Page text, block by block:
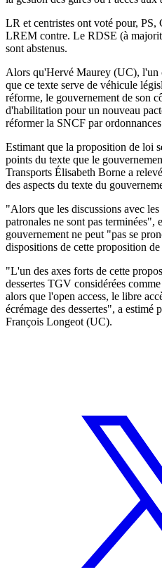
LR et centristes ont voté pour,
LREM contre. Le RDSE (à
sont abstenus.
Alors qu'Hervé Maurey (UC), l'un
que ce texte serve de véhicule
réforme, le gouvernement de son
d'habilitation pour un nouveau
réformer la SNCF par
Estimant que la proposition de loi
points du texte que le
Transports Élisabeth Borne a
des aspects du texte du
"Alors que les discussions avec
patronales ne sont pas terminées",
gouvernement ne peut "pas se
dispositions de cette proposition
"L'un des axes forts de cette
dessertes TGV considérées
alors que l'open access, le libre
écrémage des dessertes", a estimé
François Longeot (UC).